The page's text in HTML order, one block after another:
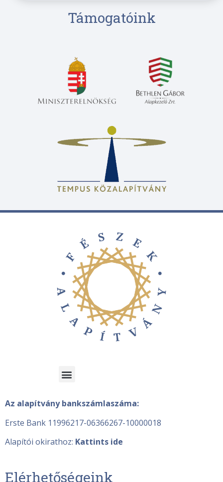
Támogatóink
Az alapítvány bankszámlaszáma:
Erste Bank 11996217-06366267-10000018
Alapítói okirathoz: Kattints ide
Elérhetőségeink